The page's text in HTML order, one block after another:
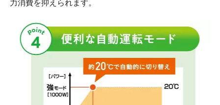
力消費を抑えられます。